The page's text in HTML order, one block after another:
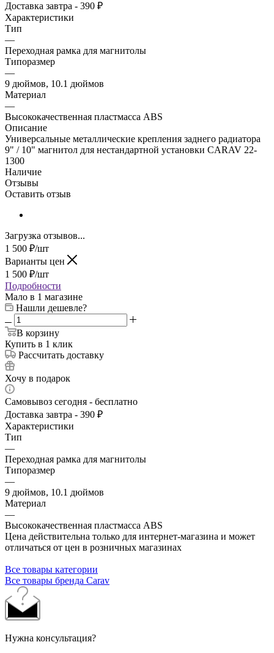
Доставка завтра - 390 ₽
Характеристики
Тип
—
Переходная рамка для магнитолы
Типоразмер
—
9 дюймов, 10.1 дюймов
Материал
—
Высококачественная пластмасса ABS
Описание
Универсальные металлические крепления заднего радиатора
9" / 10" магнитол для нестандартной установки CARAV 22-
1300
Наличие
Отзывы
Оставить отзыв
Загрузка отзывов...
1 500 ₽/шт
Варианты цен
1 500 ₽/шт
Подробности
Мало в 1 магазине
Нашли дешевле?
В корзину
Купить в 1 клик
Рассчитать доставку
Хочу в подарок
Самовывоз сегодня - бесплатно
Доставка завтра - 390 ₽
Характеристики
Тип
—
Переходная рамка для магнитолы
Типоразмер
—
9 дюймов, 10.1 дюймов
Материал
—
Высококачественная пластмасса ABS
Цена действительна только для интернет-магазина и может
отличаться от цен в розничных магазинах
Все товары категории
Все товары бренда Carav
Нужна консультация?